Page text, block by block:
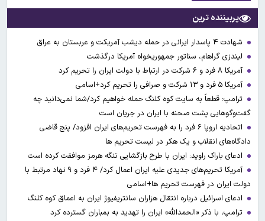
پربیننده ترین
شهادت ۴ پاسدار ایرانی در حمله دیشب آمریکت و عربستان به عراق
لیندزی گراهام، سناتور جمهوریخواه آمریکا درگذشت
آمریکا ۸ فرد و ۶ شرکت در ارتباط با دولت ایران را تحریم کرد
آمریکا ۵ فرد و ۱۳ شرکت و صرافی را تحریم کرد+اسامی
ترامپ: قطعاً به سایت کوه کلنگ حمله خواهیم کرد/شما نمی‌دانید چه
گفت‌وگوهایی پشت صحنه با ایران در جریان است
اتحادیه اروپا ۶ فرد را به فهرست تحریم‌های ایران افزود/ پنج قاضی
دادگاه‌های انقلاب و یک هکر در لیست تحریم ها
ادعای باراک راوید: ایران با طرح بازگشایی تنگه هرمز موافقت کرده است
آمریکا تحریم‌های جدیدی علیه ایران اعمال کرد/ ۴ فرد و ۹ نهاد مرتبط با
دولت ایران در فهرست تحریم ها+اسامی
ادعای اسرائیل درباره انتقال هزاران سانتریفیوژ ایران به اعماق کوه کلنگ
ترامپ، با ذکر «الحمدالله» ایران را تهدید به بمباران گسترده کرد